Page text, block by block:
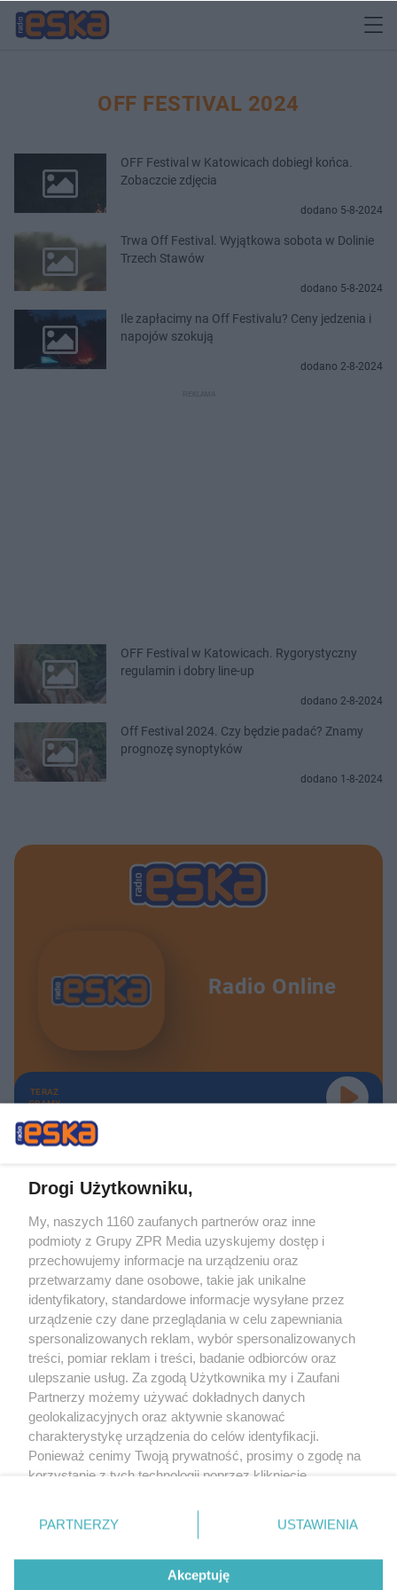
OFF FESTIVAL 2024
OFF Festival w Katowicach dobiegł końca.
Zobaczcie zdjęcia
dodano 5-8-2024
Trwa Off Festival. Wyjątkowa sobota w Dolinie
Trzech Stawów
dodano 5-8-2024
Ile zapłacimy na Off Festivalu? Ceny jedzenia i
napojów szokują
dodano 2-8-2024
OFF Festival w Katowicach. Rygorystyczny
regulamin i dobry line-up
dodano 2-8-2024
Off Festival 2024. Czy będzie padać? Znamy
prognozę synoptyków
dodano 1-8-2024
Radio Online
TERAZ
GRAMY
Żaden utwór zamieszczony w serwisie nie może być powielany i
rozpowszechniany lub dalej rozpowszechniany w jakikolwiek sposób (w
tym także elektroniczny lub mechaniczny) na jakimkolwiek polu
eksploatacji w jakiejkolwiek formie, włącznie z umieszczaniem w Internecie
bez pisemnej zgody właściciela praw. Jakiekolwiek użycie lub
wykorzystanie utworów w całości lub w części z naruszeniem prawa, tzn.
bez właściwej zgody, jest zabronione pod groźbą kary i może być ścigane
prawnie.
O nas
Drogi Użytkowniku,
My, naszych 1160 zaufanych partnerów oraz inne
podmioty z Grupy ZPR Media uzyskujemy dostęp i
przechowujemy informacje na urządzeniu oraz
przetwarzamy dane osobowe, takie jak unikalne
identyfikatory, standardowe informacje wysyłane przez
urządzenie czy dane przeglądania w celu zapewniania
spersonalizowanych reklam, wybór spersonalizowanych
treści, pomiar reklam i treści, badanie odbiorców oraz
ulepszanie usług. Za zgodą Użytkownika my i Zaufani
Partnerzy możemy używać dokładnych danych
geolokalizacyjnych oraz aktywnie skanować
charakterystykę urządzenia do celów identyfikacji.
Ponieważ cenimy Twoją prywatność, prosimy o zgodę na
korzystanie z tych technologii poprzez kliknięcie
zmienić/wycofać klikając przycisk ustawień prywatności
znajdujący się w lewym dolnym rogu strony
rodzaje przetwarzania danych nie wymagają zgody
użytkownika, ale masz prawo sprzeciwić się takiemu
PARTNERZY USTAWIENIA
Akceptuję